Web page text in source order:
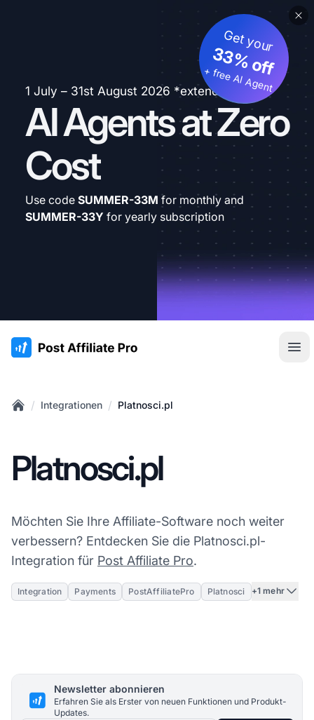
1 July – 31st August 2026 *extended
AI Agents at Zero
Cost
Get your
33% off
+ free AI Agent
Use code SUMMER-33M for monthly and
SUMMER-33Y for yearly subscription
:site.title
/ Integrationen / Platnosci.pl
Platnosci.pl
Möchten Sie Ihre Affiliate-Software noch weiter
verbessern? Entdecken Sie die Platnosci.pl-
Integration für Post Affiliate Pro.
Integration Payments PostAffiliatePro Platnosci +1 mehr
Newsletter abonnieren
Erfahren Sie als Erster von neuen Funktionen und Produkt-
Updates.